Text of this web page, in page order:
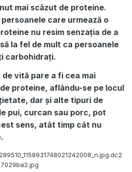
mai scăzut de proteine.
care urmează o
nu resim senzația de a
la fel de mult ca persoanele
carbohidrați.
vită pare a fi cea mai
proteine, aflându-se pe locul
dar și alte tipuri de
pui, curcan sau porc, pot
sens, atât timp cât nu